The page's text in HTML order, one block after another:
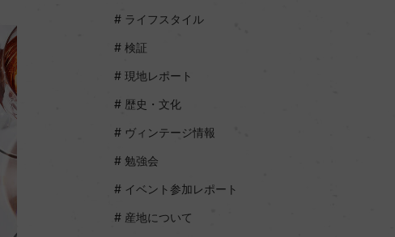
ライフスタイル
検証
現地レポート
歴史・文化
ヴィンテージ情報
勉強会
イベント参加レポート
産地について